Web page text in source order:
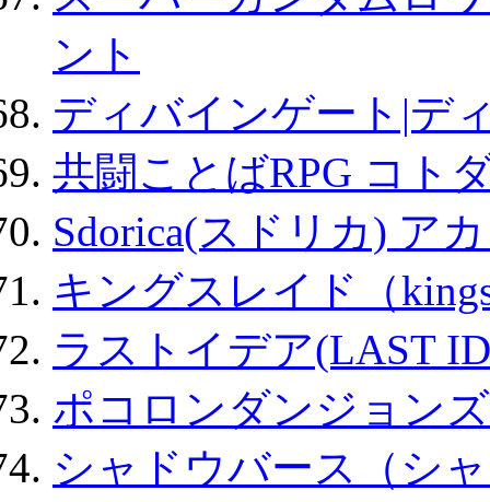
ント
ディバインゲート|デ
共闘ことばRPG コト
Sdorica(スドリカ) ア
キングスレイド（
ラストイデア(LAST
ポコロンダンジョン
シャドウバース（シ